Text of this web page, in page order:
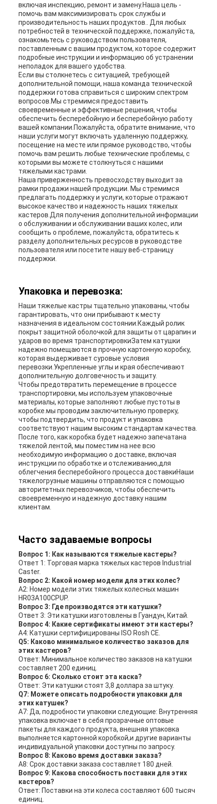
включая инспекцию, ремонт и замену.Наша цель -
помочь вам максимизировать срок службы и
производительность наших продуктов.. Для любых
потребностей в технической поддержке, пожалуйста,
ознакомьтесь с руководством пользователя,
поставленным с вашим продуктом, которое содержит
подробные инструкции и информацию об устранении
неполадок для вашего удобства.
Если вы столкнетесь с ситуацией, требующей
дополнительной помощи, наша команда технической
поддержки готова справиться с широким спектром
вопросов.Мы стремимся предоставить
своевременные и эффективные решения, чтобы
обеспечить бесперебойную и бесперебойную работу
вашей компании.Пожалуйста, обратите внимание, что
наши услуги могут включать удаленную поддержку,
посещение на месте или прямое руководство, чтобы
помочь вам решить любые технические проблемы, с
которыми вы можете столкнуться с нашими
тяжелыми кастрами.
Наша приверженность превосходству выходит за
рамки продажи нашей продукции. Мы стремимся
предлагать поддержку и услуги, которые отражают
высокое качество и надежность наших тяжелых
кастеров.Для получения дополнительной информации
о обслуживании и обслуживании ваших колес, или
сообщить о проблеме, пожалуйста, обратитесь к
разделу дополнительных ресурсов в руководстве
пользователя или посетите нашу веб-страницу
поддержки.
Упаковка и перевозка:
Наши тяжелые кастры тщательно упакованы, чтобы
гарантировать, что они прибывают к месту
назначения в идеальном состоянии.Каждый ролик
покрыт защитной оболочкой для защиты от царапин и
ударов во время транспортировкиЗатем катушки
надежно помещаются в прочную картонную коробку,
которая выдерживает суровые условия
перевозки.Укрепленные углы и края обеспечивают
дополнительную долговечность и защиту.
Чтобы предотвратить перемещение в процессе
транспортировки, мы используем упаковочные
материалы, которые заполняют любые пустоты в
коробке.мы проводим заключительную проверку,
чтобы подтвердить, что продукт и упаковка
соответствуют нашим высоким стандартам качества.
После того, как коробка будет надежно запечатана
тяжелой лентой, мы поместим на нее всю
необходимую информацию о доставке, включая
инструкции по обработке и отслеживанию,для
облегчения бесперебойного процесса доставкиНаши
тяжелогрузные машины отправляются с помощью
авторитетных перевозчиков, чтобы обеспечить
своевременную и надежную доставку нашим
клиентам.
Часто задаваемые вопросы
Вопрос 1: Как называются тяжелые кастеры?
Ответ 1: Торговая марка тяжелых кастеров Industrial
Caster.
Вопрос 2: Какой номер модели для этих колес?
A2: Номер модели этих тяжелых колесных машин
HR03A100CPUP.
Вопрос 3: Где производятся эти катушки?
Ответ 3: Эти катушки изготовлены в Гуандун, Китай.
Вопрос 4: Какие сертификаты имеют эти кастеры?
A4: Катушки сертифицированы ISO Rosh CE.
Q5: Каково минимальное количество заказов для
этих кастеров?
Ответ: Минимальное количество заказов на катушки
составляет 200 единиц.
Вопрос 6: Сколько стоит эта каска?
Ответ: Эти катушки стоят 3,8 доллара за штуку.
Q7: Можете описать подробности упаковки для
этих катушек?
A7: Да, подробности упаковки следующие: Внутренняя
упаковка включает в себя прозрачные оптовые
пакеты для каждого продукта, внешняя упаковка
выполняется картонной коробкой,и другие варианты
индивидуальной упаковки доступны по запросу.
Вопрос 8: Каково время доставки заказа?
A8: Срок доставки заказа составляет 180 дней.
Вопрос 9: Какова способность поставки для этих
кастеров?
Ответ: Поставки на эти колеса составляют 600 тысяч
единиц.